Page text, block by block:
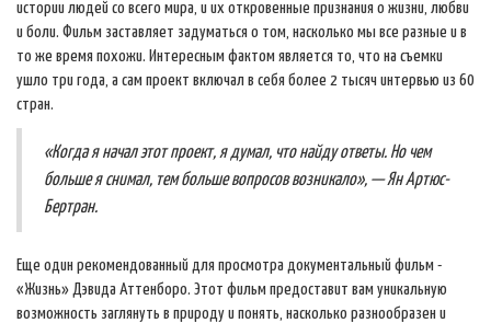
истории людей со всего мира, и их откровенные признания о жизни, любви
и боли. Фильм заставляет задуматься о том, насколько мы все разные и в
то же время похожи. Интересным фактом является то, что на съемки
ушло три года, а сам проект включал в себя более 2 тысяч интервью из 60
стран.
«Когда я начал этот проект, я думал, что найду ответы. Но чем
больше я снимал, тем больше вопросов возникало», — Ян Артюс-
Бертран.
Еще один рекомендованный для просмотра документальный фильм -
«Жизнь» Дэвида Аттенборо. Этот фильм предоставит вам уникальную
возможность заглянуть в природу и понять, насколько разнообразен и